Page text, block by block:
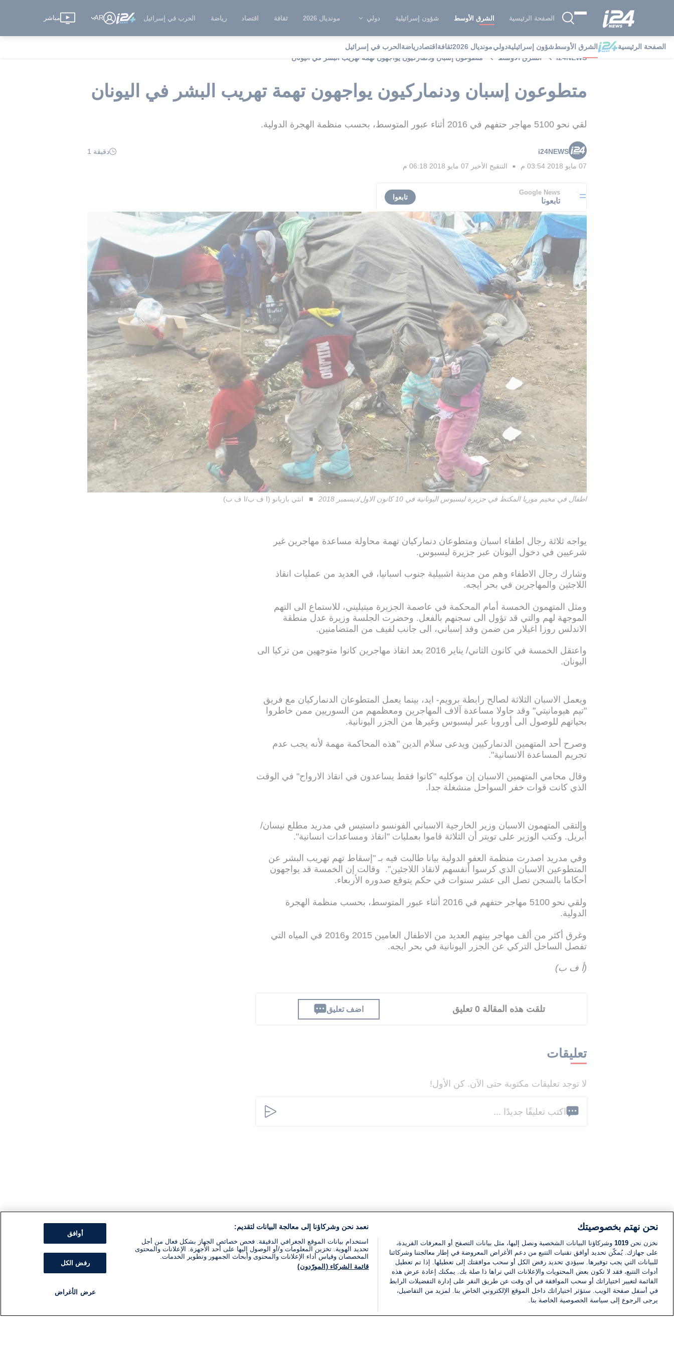
الصفحة الرئيسية الشرق الأوسط شؤون إسرائيلية دولي مونديال 2026 ثقافة اقتصاد رياضة الحرب في إسرائيل AR مباشر
الصفحة الرئيسية الشرق الأوسطشؤون إسرائيليةدوليمونديال 2026 ثقافة اقتصادرياضة الحرب في إسرائيل
i24NEWS
الشرق الأوسط متطوعون إسبان ودنماركيون يواجهون تهمة تهريب البشر في اليونان
متطوعون إسبان ودنماركيون يواجهون تهمة تهريب البشر في اليونان
لقي نحو 5100 مهاجر حتفهم في 2016 أثناء عبور المتوسط، بحسب منظمة الهجرة الدولية.
i24NEWS
دقيقة 1
07 مايو 2018 03:54 م
■ التنقيح الأخير 07 مايو 2018 06:18 م
Google News
تابعونا تابعوا
اطفال في مخيم موريا المكتظ في جزيرة ليسبوس اليونانية في 10 كانون الاول/ديسمبر 2018 انثي بازيانو (ا ف ب/ا ف ب)
يواجه ثلاثة رجال اطفاء اسبان ومتطوعان دنماركيان تهمة محاولة مساعدة مهاجرين غير
شرعيين في دخول اليونان عبر جزيرة ليسبوس.
وشارك رجال الاطفاء وهم من مدينة اشبيلية جنوب اسبانيا، في العديد من عمليات انقاذ
اللاجئين والمهاجرين في بحر ايجه.
ومثل المتهمون الخمسة أمام المحكمة في عاصمة الجزيرة ميتيليني، للاستماع الى التهم
الموجهة لهم والتي قد تؤول الى سجنهم بالفعل. وحضرت الجلسة وزيرة عدل منطقة
الاندلس روزا اغيلار من ضمن وفد إسباني، الى جانب لفيف من المتضامنين.
واعتقل الخمسة في كانون الثاني/ يناير 2016 بعد انقاذ مهاجرين كانوا متوجهين من تركيا الى
اليونان.
ويعمل الاسبان الثلاثة لصالح رابطة برويم- ايد، بينما يعمل المتطوعان الدنماركيان مع فريق
"تيم هيومانيتي" وقد حاولا مساعدة آلاف المهاجرين ومعظمهم من السوريين ممن خاطروا
بحياتهم للوصول الى أوروبا عبر ليسبوس وغيرها من الجزر اليونانية.
وصرح أحد المتهمين الدنماركيين ويدعى سلام الدين "هذه المحاكمة مهمة لأنه يجب عدم
تجريم المساعدة الانسانية".
وقال محامي المتهمين الاسبان إن موكليه "كانوا فقط يساعدون في انقاذ الارواح" في الوقت
الذي كانت قوات خفر السواحل منشغلة جدا.
وإلتقى المتهمون الاسبان وزير الخارجية الاسباني الفونسو داستيس في مدريد مطلع نيسان/
أبريل. وكتب الوزير على تويتر أن الثلاثة قاموا بعمليات "انقاذ ومساعدات انسانية".
وفي مدريد اصدرت منظمة العفو الدولية بيانا طالبت فيه بـ "إسقاط تهم تهريب البشر عن
المتطوعين الاسبان الذي كرسوا أنفسهم لانقاذ اللاجئين". وقالت إن الخمسة قد يواجهون
أحكاما بالسجن تصل الى عشر سنوات في حكم يتوقع صدوره الأربعاء.
ولقي نحو 5100 مهاجر حتفهم في 2016 أثناء عبور المتوسط، بحسب منظمة الهجرة
الدولية.
وغرق أكثر من ألف مهاجر بينهم العديد من الاطفال العامين 2015 و2016 في المياه التي
تفصل الساحل التركي عن الجزر اليونانية في بحر ايجه.
(أ ف ب)
تلقت هذه المقالة 0 تعليق اضف تعليق
تعليقات
لا توجد تعليقات مكتوبة حتى الآن. كن الأول!
اكتب تعليقًا جديدًا ...
نحن نهتم بخصوصيتك
نخزن نحن 1019 وشركاؤنا البيانات الشخصية ونصل إليها، مثل بيانات التصفح أو المعرفات الفريدة،
على جهازك. يُمكّن تحديد أوافق تقنيات التتبع من دعم الأغراض المعروضة في إطار معالجتنا وشركائنا
للبيانات التي يجب توفيرها. سيؤدي تحديد رفض الكل أو سحب موافقتك إلى تعطيلها. إذا تم تعطيل
أدوات التتبع، فقد لا تكون بعض المحتويات والإعلانات التي تراها ذا صلة بك. يمكنك إعادة عرض هذه
القائمة لتغيير اختياراتك أو سحب الموافقة في أي وقت عن طريق النقر على إدارة التفضيلات الرابط
في أسفل صفحة الويب. ستؤثر اختياراتك داخل الموقع الإلكتروني الخاص بنا. لمزيد من التفاصيل،
يرجى الرجوع إلى سياسة الخصوصية الخاصة بنا.
نعمد نحن وشركاؤنا إلى معالجة البيانات لتقديم:
استخدام بيانات الموقع الجغرافي الدقيقة. فحص خصائص الجهاز بشكل فعال من أجل
تحديد الهوية. تخزين المعلومات و/أو الوصول إليها على أحد الأجهزة. الإعلانات والمحتوى
المخصصان وقياس أداء الإعلانات والمحتوى وأبحاث الجمهور وتطوير الخدمات.
قائمة الشركاء (المورّدون)
أوافق
رفض الكل
عرض الأغراض